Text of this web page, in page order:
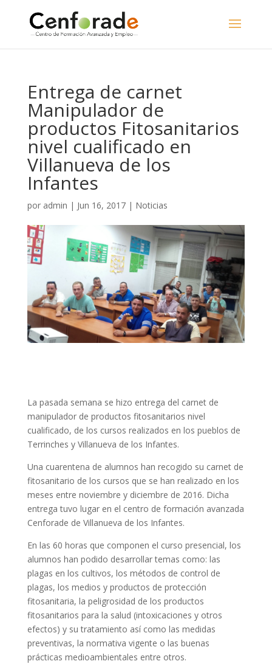
Entrega de carnet
Manipulador de
productos Fitosanitarios
nivel cualificado en
Villanueva de los
Infantes
por admin | Jun 16, 2017| Noticias
La pasada semana se hizo entrega del carnet de
manipulador de productos fitosanitarios nivel
cualificado, de los cursos realizados en los pueblos de
Terrinches y Villanueva de los Infantes.
Una cuarentena de alumnos han recogido su carnet de
fitosanitario de los cursos que se han realizado en los
meses entre noviembre y diciembre de 2016. Dicha
entrega tuvo lugar en el centro de formación avanzada
Cenforade de Villanueva de los Infantes.
En las 60 horas que componen el curso presencial, los
alumnos han podido desarrollar temas como: las
plagas en los cultivos, los métodos de control de
plagas, los medios y productos de protección
fitosanitaria, la peligrosidad de los productos
fitosanitarios para la salud (intoxicaciones y otros
efectos) y su tratamiento así como las medidas
preventivas, la normativa vigente o las buenas
prácticas medioambientales entre otros.